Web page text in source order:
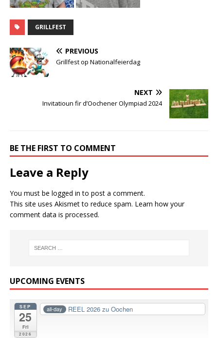
GRILLFEST
PREVIOUS
Grillfest op Nationalfeierdag
NEXT
Invitatioun fir d’Oochener Olympiad 2024
BE THE FIRST TO COMMENT
Leave a Reply
You must be logged in to post a comment.
This site uses Akismet to reduce spam. Learn how your
comment data is processed.
UPCOMING EVENTS
SEP
25
Fri
2026
all-day REEL 2026 zu Oochen